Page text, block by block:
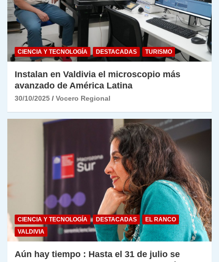
CIENCIA Y TECNOLOGÍA DESTACADAS TURISMO
Instalan en Valdivia el microscopio más
avanzado de América Latina
30/10/2025 Vocero Regional
CIENCIA Y TECNOLOGÍA DESTACADAS
EL RANCO
VALDIVIA
Aún hay tiempo : Hasta el 31 de julio se